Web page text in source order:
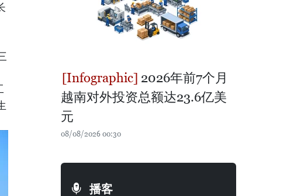
2026年前7个月
越南对外投资总额达23.6亿美
元
08/08/2026 00:30
播客